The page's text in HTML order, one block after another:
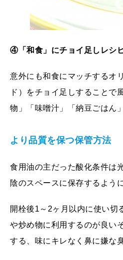
④「和食」にチョイ足しレシ
意外にも和食にマッチするオ
ド）をチョイ足しすることで
物」「味噌汁」「納豆ごはん
より品質を保つ保管方法
食用油の主だった酸化条件は
陰のスペースに保存するよう
開栓後1～2ヶ月以内に使い切
や炒め物に利用するのが良い
する、味にキレなく鼻に嫌な